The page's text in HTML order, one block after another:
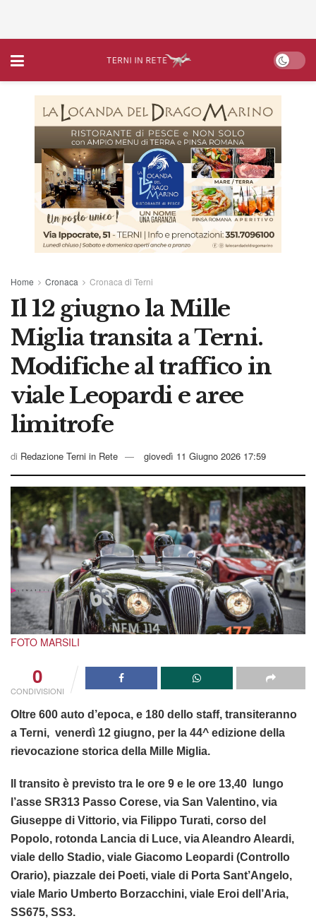
Home Cronaca Cronaca di Terni
Il 12 giugno la Mille
Miglia transita a Terni.
Modifiche al traffico in
viale Leopardi e aree
limitrofe
di Redazione Terni in Rete giovedì 11 Giugno 2026 17:59
FOTO MARSILI
0
CONDIVISIONI
Oltre 600 auto d’epoca, e 180 dello staff, transiteranno
a Terni, venerdì 12 giugno, per la 44^ edizione della
rievocazione storica della Mille Miglia.
Il transito è previsto tra le ore 9 e le ore 13,40 lungo
l’asse SR313 Passo Corese, via San Valentino, via
Giuseppe di Vittorio, via Filippo Turati, corso del
Popolo, rotonda Lancia di Luce, via Aleandro Aleardi,
viale dello Stadio, viale Giacomo Leopardi (Controllo
Orario), piazzale dei Poeti, viale di Porta Sant’Angelo,
viale Mario Umberto Borzacchini, viale Eroi dell’Aria,
SS675, SS3.